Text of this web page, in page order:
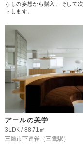
らしの妄想から購入、そして
トします。
アールの美学
3LDK / 88.71㎡
三鷹市下連雀 （三鷹駅）